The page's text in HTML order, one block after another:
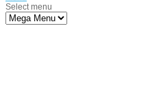
Select menu